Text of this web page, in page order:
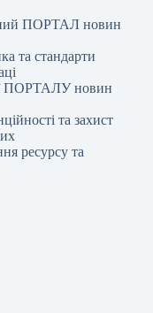
ПОРТАЛ новин
та стандарти
ПОРТАЛУ новин
та захист
ресурсу та